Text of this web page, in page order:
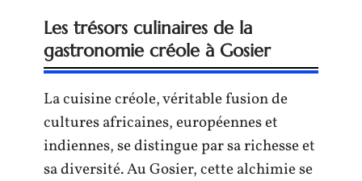
Les trésors culinaires de la
gastronomie créole à Gosier
La cuisine créole, véritable fusion de
cultures africaines, européennes et
indiennes, se distingue par sa richesse et
sa diversité. Au Gosier, cette alchimie se